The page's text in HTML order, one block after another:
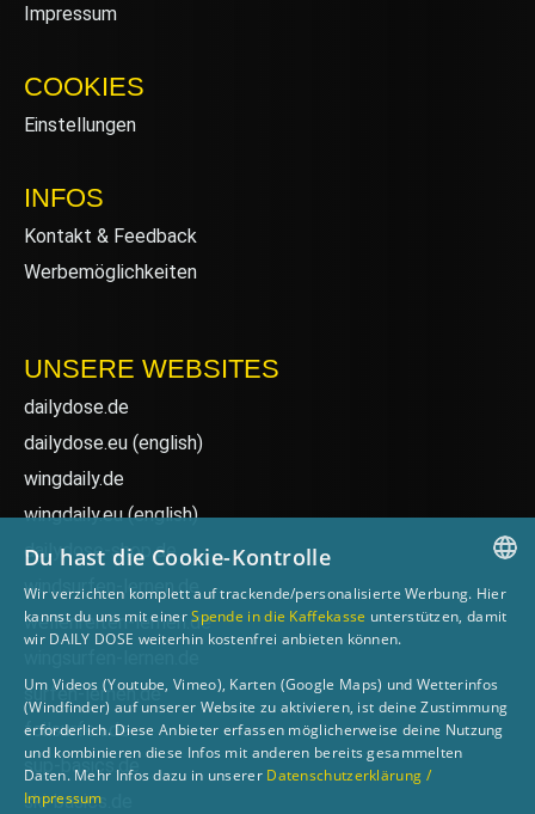
Impressum
COOKIES
Einstellungen
INFOS
Kontakt & Feedback
Werbemöglichkeiten
UNSERE WEBSITES
dailydose.de
dailydose.eu (english)
wingdaily.de
wingdaily.eu(english)
dailydose-shop.de
windsurfen-lernen.de
wellenreiten-lernen.de
surfen-lernen.de
foilsurfen.de
sup-basics.de
ski-basics.de
GERMAN
Du hast die Cookie-Kontrolle
Wir verzichten komplett auf trackende/personalisierte Werbung. Hier
kannst du uns mit einerSpende in die Kaffekasse unterstützen, damit
wir DAILY DOSE weiterhin kostenfrei anbieten können.
Um Videos (Youtube, Vimeo), Karten (Google Maps) und Wetterinfos
(Windfinder) auf unserer Website zu aktivieren, ist deine Zustimmung
erforderlich. Diese Anbieter erfassen möglicherweise deine Nutzung
und kombinieren diese Infos mit anderen bereits gesammelten
Daten. Mehr Infos dazu in unserer Datenschutzerklärung /
Impressum